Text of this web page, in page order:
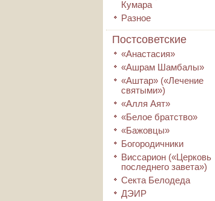
Кумара
Разное
Постсоветские
«Анастасия»
«Ашрам Шамбалы»
«Аштар» («Лечение
святыми»)
«Алля Аят»
«Белое братство»
«Бажовцы»
Богородичники
Виссарион («Церковь
последнего завета»)
Секта Белодеда
ДЭИР